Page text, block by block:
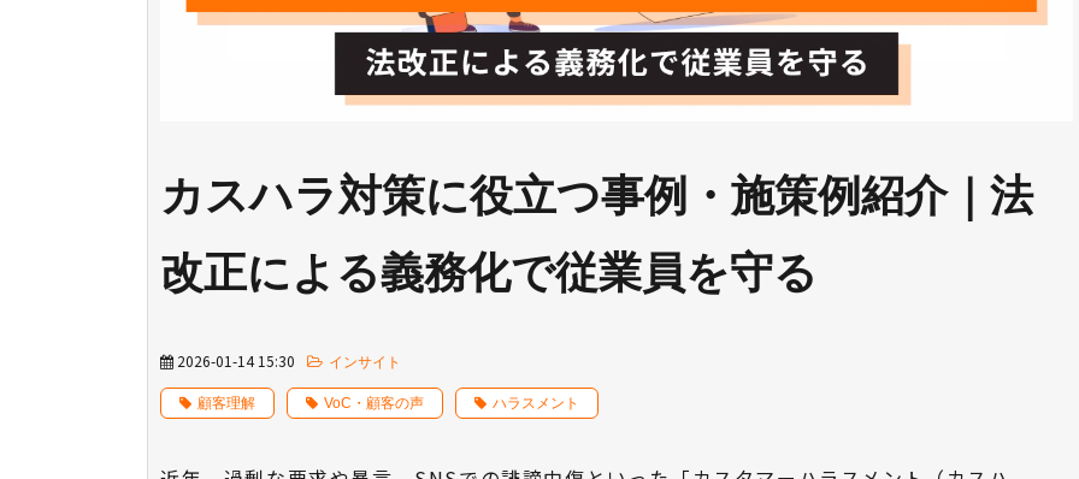
カスハラ対策に役立つ事例・施策例紹介｜法
改正による義務化で従業員を守る
2026-01-14 15:30 インサイト
顧客理解 VoC・顧客の声 ハラスメント